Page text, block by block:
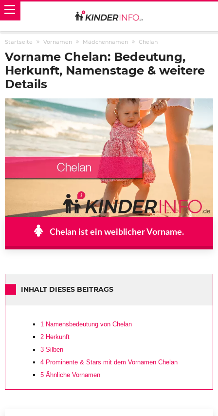
Startseite Vornamen Mädchennamen Chelan
Vorname Chelan: Bedeutung,
Herkunft, Namenstage & weitere
Details
Chelan ist ein weiblicher Vorname.
INHALT DIESES BEITRAGS
1 Namensbedeutung von Chelan
2 Herkunft
3 Silben
4 Prominente & Stars mit dem Vornamen Chelan
5 Ähnliche Vornamen